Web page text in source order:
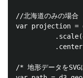
//北海道のみの場合
var projection =
/* 地形データを